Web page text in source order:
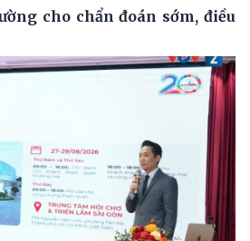
cho chẩn đoán sớm, điều